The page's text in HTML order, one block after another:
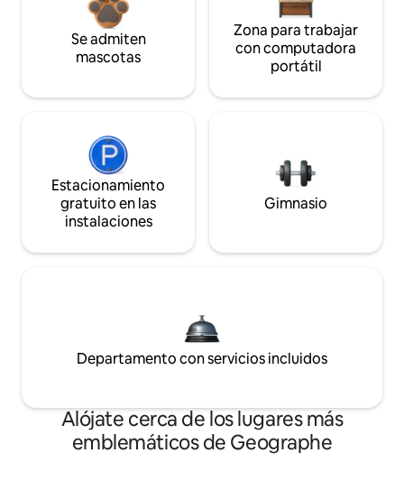
Se admiten
mascotas
Zona para trabajar
con computadora
portátil
Estacionamiento
gratuito en las
instalaciones
Gimnasio
Departamento con servicios incluidos
Alójate cerca de los lugares más
emblemáticos de Geographe